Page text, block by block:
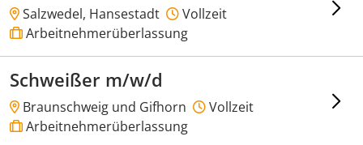
Salzwedel, Hansestadt
Vollzeit
Arbeitnehmerüberlassung
Schweißer m/w/d
Braunschweig und Gifhorn
Vollzeit
Arbeitnehmerüberlassung